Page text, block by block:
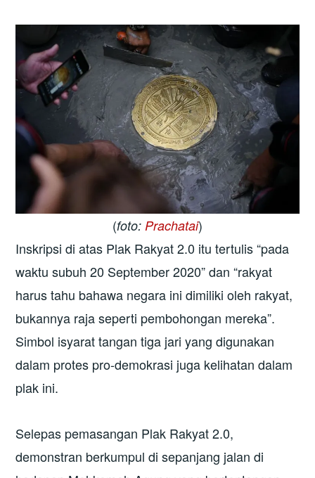
(foto: Prachatai)
Inskripsi di atas Plak Rakyat 2.0 itu tertulis “pada
waktu subuh 20 September 2020” dan “rakyat
harus tahu bahawa negara ini dimiliki oleh rakyat,
bukannya raja seperti pembohongan mereka”.
Simbol isyarat tangan tiga jari yang digunakan
dalam protes pro-demokrasi juga kelihatan dalam
plak ini.
Selepas pemasangan Plak Rakyat 2.0,
demonstran berkumpul di sepanjang jalan di